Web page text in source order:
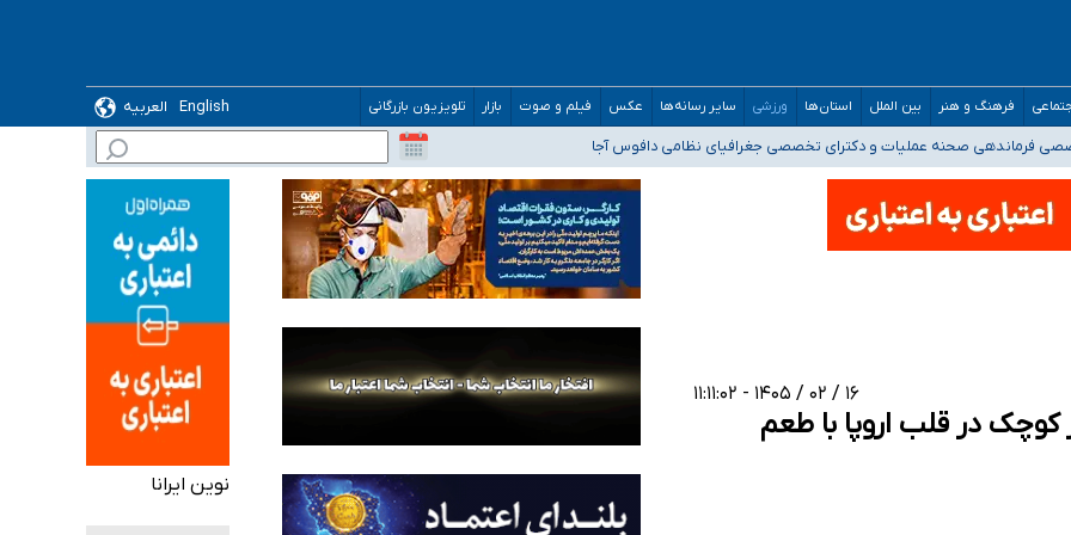
فرهنگ و هنر بین الملل استان‌ها ورزشی سایر رسانه‌ها عکس فیلم و صوت بازار تلویزیون بازرگانی English
العربیه
فرماندهی صحنه عملیات و دکترای تخصصی جغرافیای نظامی دافوس آجا
بیمه
و کرمان بالاتر از آستانه هشدار
جمهور خواستیم ورود کند
۱۶ / ۰۲ / ۱۴۰۵ - ۱۱:۱۱:۰۲
در قلب اروپا با طعم
نوین ایرانا